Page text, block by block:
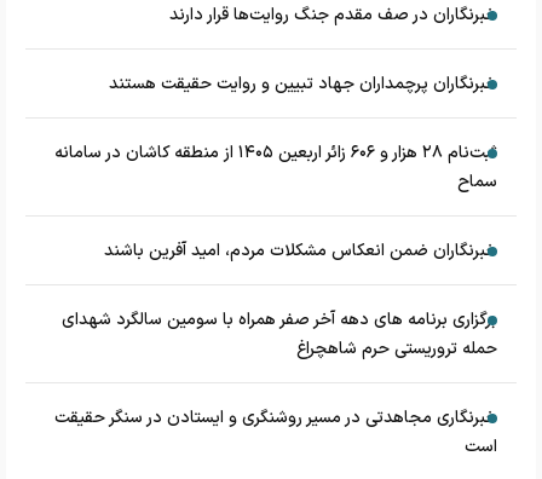
خبرنگاران در صف مقدم جنگ روایت‌ها قرار دارند
خبرنگاران پرچمداران جهاد تبیین و روایت حقیقت هستند
ثبت‌نام ۲۸ هزار و ۶۰۶ زائر اربعین ۱۴۰۵ از منطقه کاشان در سامانه
سماح
خبرنگاران ضمن انعکاس مشکلات مردم، امید آفرین باشند
برگزاری برنامه های دهه آخر صفر همراه با سومین سالگرد شهدای
حمله تروریستی حرم شاهچراغ
خبرنگاری مجاهدتی در مسیر روشنگری و ایستادن در سنگر حقیقت
است